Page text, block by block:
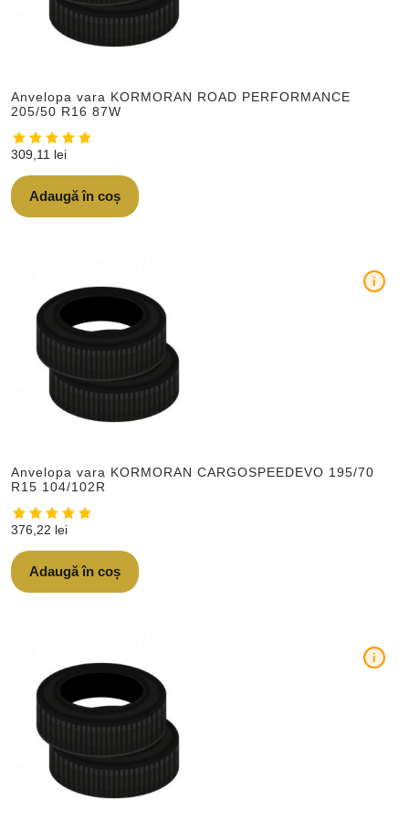
Anvelopa vara KORMORAN ROAD PERFORMANCE
205/50 R16 87W
309,11 lei
Adaugă în coș
Anvelopa vara KORMORAN CARGOSPEEDEVO 195/70
R15 104/102R
i
376,22 lei
Adaugă în coș
i